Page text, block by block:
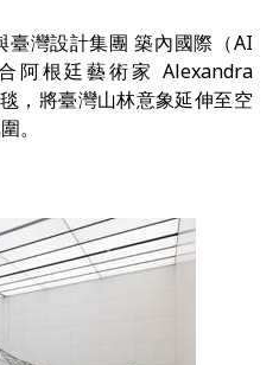
臺灣設計集團 築內國際（AI
阿根廷藝術家 Alexandra
，將臺灣山林意象延伸至空
。